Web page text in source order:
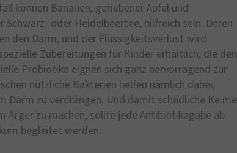
können Bananen, geriebener Apfel und
oder Heidelbeertee, hilfreich sein. Deren
den Darm, und der Flüssigkeitsverlust wird
Zubereitungen für Kinder erhältlich, die den
Probiotika eignen sich ganz hervorragend zur
nützliche Bakterien helfen nämlich dabei,
Darm zu verdrängen. Und damit schädliche Keime
Ärger zu machen, sollte jede Antibiotikagabe ab
begleitet werden.